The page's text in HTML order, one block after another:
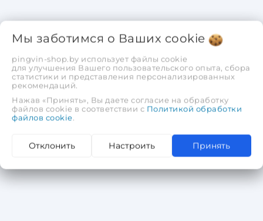
Мы заботимся о Ваших cookie
pingvin-shop.by использует файлы cookie
для улучшения Вашего пользовательского опыта, сбора
статистики и представления персонализированных
рекомендаций.
Нажав «Принять», Вы даете согласие на обработку
файлов cookie в соответствии с Политикой обработки
файлов cookie
Отклонить Настроить Принять